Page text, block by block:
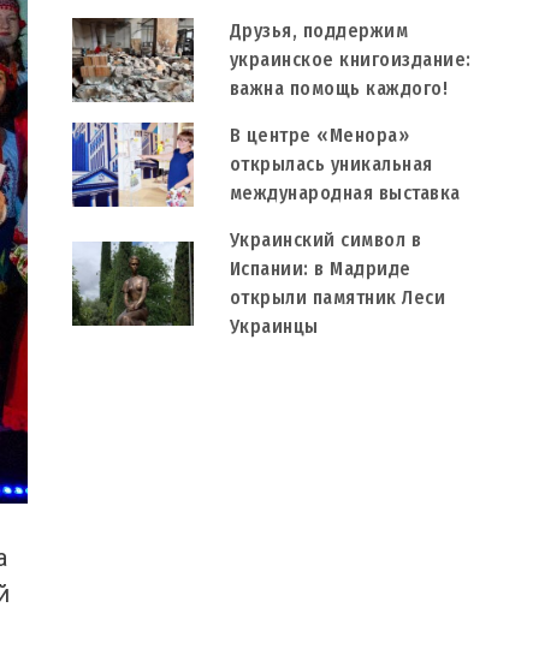
Друзья, поддержим
украинское книгоиздание:
важна помощь каждого!
В центре «Менора»
открылась уникальная
международная выставка
Украинский символ в
Испании: в Мадриде
открыли памятник Леси
Украинцы